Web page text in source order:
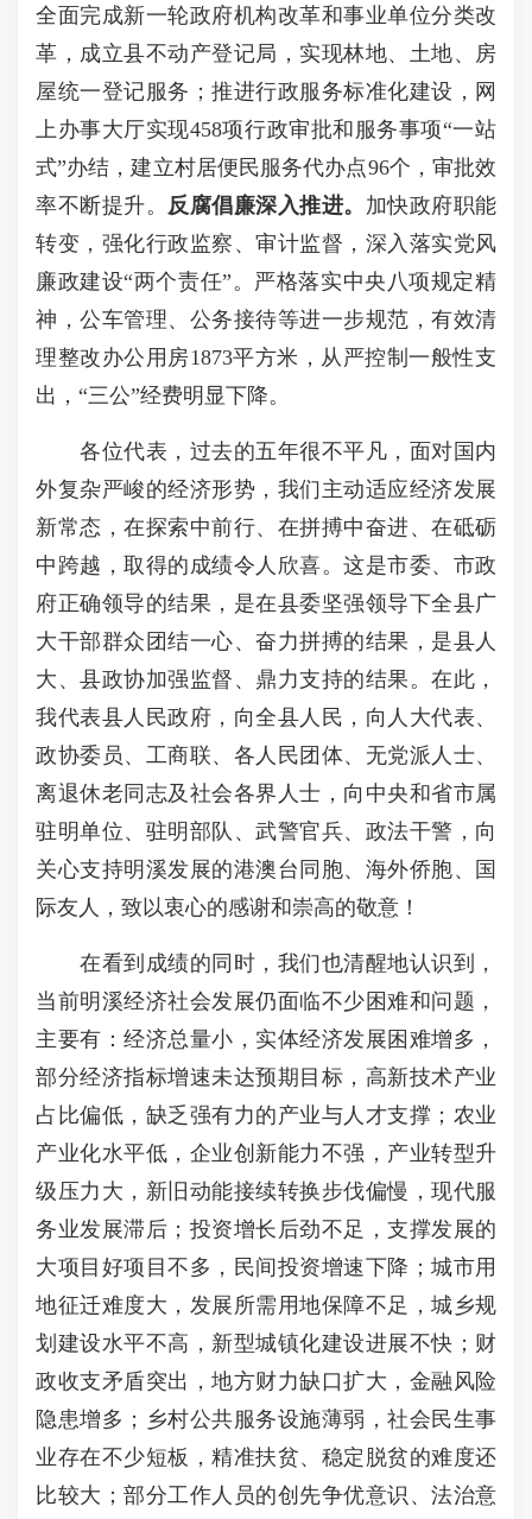
全面完成新一轮政府机构改革和事业单位分类改
革，成立县不动产登记局，实现林地、土地、房
屋统一登记服务；推进行政服务标准化建设，网
上办事大厅实现458项行政审批和服务事项“一站
式”办结，建立村居便民服务代办点96个，审批效
率不断提升。 反腐倡廉深入推进。 加快政府职能
转变，强化行政监察、审计监督，深入落实党风
廉政建设“两个责任”。严格落实中央八项规定精
神，公车管理、公务接待等进一步规范，有效清
理整改办公用房1873平方米，从严控制一般性支
出，“三公”经费明显下降。
各位代表，过去的五年很不平凡，面对国内
外复杂严峻的经济形势，我们主动适应经济发展
新常态，在探索中前行、在拼搏中奋进、在砥砺
中跨越，取得的成绩令人欣喜。这是市委、市政
府正确领导的结果，是在县委坚强领导下全县广
大干部群众团结一心、奋力拼搏的结果，是县人
大、县政协加强监督、鼎力支持的结果。在此，
我代表县人民政府，向全县人民，向人大代表、
政协委员、工商联、各人民团体、无党派人士、
离退休老同志及社会各界人士，向中央和省市属
驻明单位、驻明部队、武警官兵、政法干警，向
关心支持明溪发展的港澳台同胞、海外侨胞、国
际友人，致以衷心的感谢和崇高的敬意！
在看到成绩的同时，我们也清醒地认识到，
当前明溪经济社会发展仍面临不少困难和问题，
主要有：经济总量小，实体经济发展困难增多，
部分经济指标增速未达预期目标，高新技术产业
占比偏低，缺乏强有力的产业与人才支撑；农业
产业化水平低，企业创新能力不强，产业转型升
级压力大，新旧动能接续转换步伐偏慢，现代服
务业发展滞后；投资增长后劲不足，支撑发展的
大项目好项目不多，民间投资增速下降；城市用
地征迁难度大，发展所需用地保障不足，城乡规
划建设水平不高，新型城镇化建设进展不快；财
政收支矛盾突出，地方财力缺口扩大，金融风险
隐患增多；乡村公共服务设施薄弱，社会民生事
业存在不少短板，精准扶贫、稳定脱贫的难度还
比较大；部分工作人员的创先争优意识、法治意